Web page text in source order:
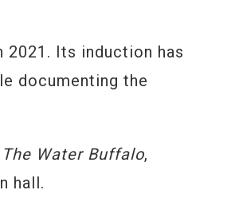
Its induction has
documenting the
The Water Buffalo,
hall.